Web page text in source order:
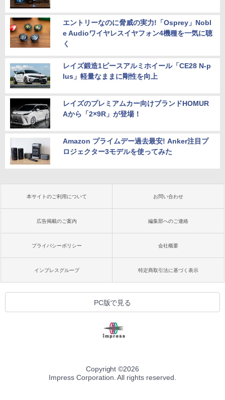
エントリーなのに脅威の実力!「Osprey」Nobl
e Audioワイヤレスイヤフォン4機種を一気に聴
く
レイズ鍛造1ピースアルミホイール「CE28 N-p
lus」軽量なままに剛性を向上
レイズのプレミアムカー向けブランドHOMUR
Aから「2×9R」が登場！
Amazon プライムデー過去最安! Anker注目プ
ロジェクター3モデルを使ってみた
本サイトのご利用について お問い合わせ
広告掲載のご案内 編集部へのご連絡
プライバシーポリシー 会社概要
インプレスグループ 特定商取引法に基づく表示
PC版で見る
Copyright ©2026
Impress Corporation. All rights reserved.